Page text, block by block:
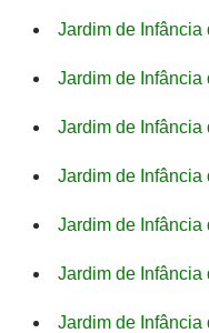
Jardim de Infância
Jardim de Infância
Jardim de Infância
Jardim de Infância
Jardim de Infância
Jardim de Infância
Jardim de Infância